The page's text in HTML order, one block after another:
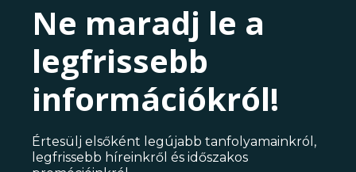
Ne maradj le a
legfrissebb
információkról!
Értesülj elsőként legújabb tanfolyamainkról,
legfrissebb híreinkről és időszakos